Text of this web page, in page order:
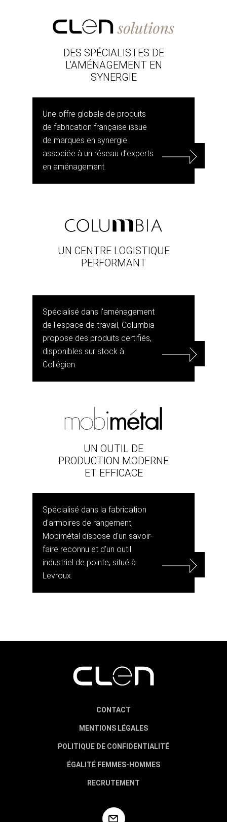
DES SPÉCIALISTES DE
L’AMÉNAGEMENT EN
SYNERGIE
Une offre globale de produits
de fabrication française issue
de marques en synergie
associée à un réseau d’experts
en aménagement.
UN CENTRE LOGISTIQUE
PERFORMANT
Spécialisé dans l'aménagement
de l'espace de travail, Columbia
propose des produits certifiés,
disponibles sur stock à
Collégien.
UN OUTIL DE
PRODUCTION MODERNE
ET EFFICACE
Spécialisé dans la fabrication
d'armoires de rangement,
Mobimétal dispose d'un savoir-
faire reconnu et d'un outil
industriel de pointe, situé à
Levroux.
CONTACT
MENTIONS LÉGALES
POLITIQUE DE CONFIDENTIALITÉ
ÉGALITÉ FEMMES-HOMMES
RECRUTEMENT